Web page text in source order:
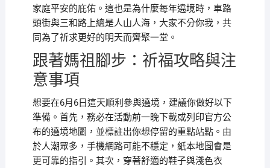
家庭平安的庇佑。這也是為什麼每年遶境時，車路
頭街與三和路上總是人山人海，大家不分你我，共
同為了祈求更好的明天而齊聚一堂。
跟著媽祖腳步：祈福攻略與注
意事項
想要在6月6日這天順利參與遶境，建議你做好以下
準備。首先，務必在活動前一晚下載或列印官方公
布的遶境地圖，並標註出你想停留的重點站點。由
於人潮眾多，手機網路可能不穩定，紙本地圖會是
更可靠的指引。其次，穿著舒適的鞋子與淺色衣